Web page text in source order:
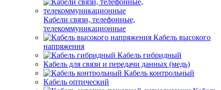
Кабели связи, телефонные,
телекоммуникационные
Кабель высокого
напряжения
Кабель гибридный
Кабель для связи и передачи данных (медь)
Кабель контрольный
Кабель оптический